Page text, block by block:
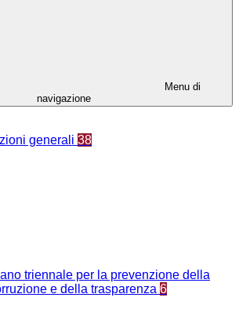
Menu di
navigazione
generali 38
triennale per la prevenzione della
e della trasparenza 6